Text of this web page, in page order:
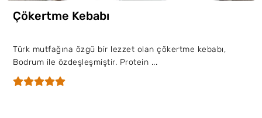
Çökertme Kebabı
Türk mutfağına özgü bir lezzet olan çökertme kebabı,
Bodrum ile özdeşleşmiştir. Protein ...